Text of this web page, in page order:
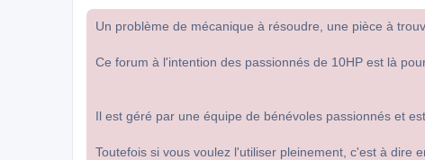
Un problème de mécanique à résoudre, une pièce à
Ce forum à l'intention des passionnés de 10HP est là
Il est géré par une équipe de bénévoles passionnés et
Toutefois si vous voulez l'utiliser pleinement, c'est à dire